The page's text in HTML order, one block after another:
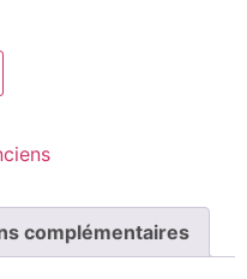
complémentaires